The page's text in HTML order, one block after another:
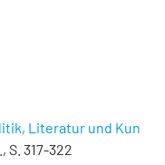
Literatur und Kun
S. 317-322